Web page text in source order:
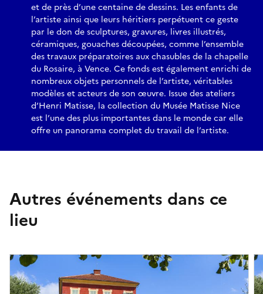
et de près d’une centaine de dessins. Les enfants de
l’artiste ainsi que leurs héritiers perpétuent ce geste
par le don de sculptures, gravures, livres illustrés,
céramiques, gouaches découpées, comme l’ensemble
des travaux préparatoires aux chasubles de la chapelle
du Rosaire, à Vence. Ce fonds est également enrichi de
nombreux objets personnels de l’artiste, véritables
modèles et acteurs de son œuvre. Issue des ateliers
d’Henri Matisse, la collection du Musée Matisse Nice
est l’une des plus importantes dans le monde car elle
offre un panorama complet du travail de l’artiste.
Autres événements dans ce
lieu